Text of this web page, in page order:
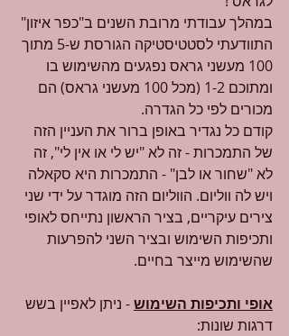
במהלך עבודתי מרובת השנים ב"כפר איזון"
התוודעתי לסטטיסטיקה הגורסת ש-5 מתוך
100 מעשני גראס נפגעים מהשימוש בו
ומתוכם 1-2 (מכל 100 מעשני גראס) הם
מכורים לפי כל הגדרה.
קודם כל נגדיר באופן ברור את העניין הזה
של התמכרות - זה לא "יש לי או אין לי", זה
לא "שחור או לבן" - התמכרות היא סקאלה
ויש לה ווליום. הווליום הזה מוגדר על ידי שני
צירים עיקריים, בציר הראשון נתייחס לאופי
ותכיפות השימוש ובציר השני להפרעות
שהשימוש מייצר בחיים.
אופי ותכיפות השימוש - ניתן לאפיין בשש
דרגות שונות: